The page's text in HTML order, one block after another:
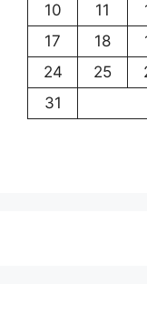
10
11
17
18
24
25
31